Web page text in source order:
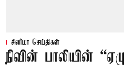
சினிமா செய்திகள்
நிவின் பாலியின்